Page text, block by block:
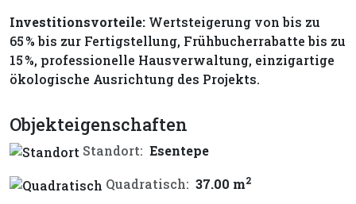
Investitionsvorteile: Wertsteigerung von bis zu
65 % bis zur Fertigstellung, Frühbucherrabatte bis zu
15 %, professionelle Hausverwaltung, einzigartige
ökologische Ausrichtung des Projekts.
Objekteigenschaften
Standort: Esentepe
Quadratisch: 37.00 m2